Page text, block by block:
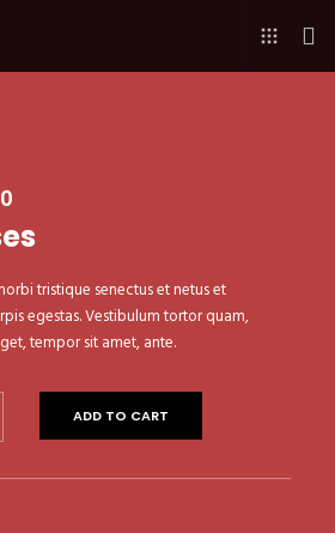
price
is:
tristique senectus et netus et
egestas. Vestibulum tortor quam,
tempor sit amet, ante.
ADD TO CART